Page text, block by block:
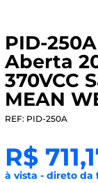
PID-
Aberta
370VCC
MEAN
REF: PID-250A
R$
à vista - direto da